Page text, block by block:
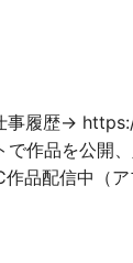
事履歴→
作品を公開、
品配信中（ア